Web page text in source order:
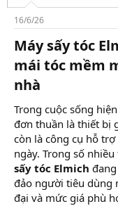
s
t
a
r
e
r
i
16/6/26
Máy sấy tóc
mái tóc mềm
nhà​
Trong cuộc sống
đơn thuần là thiết bị
còn là công cụ hỗ
ngày. Trong số
sấy tóc Elmich
đảo người tiêu dùng
đại và mức giá phù